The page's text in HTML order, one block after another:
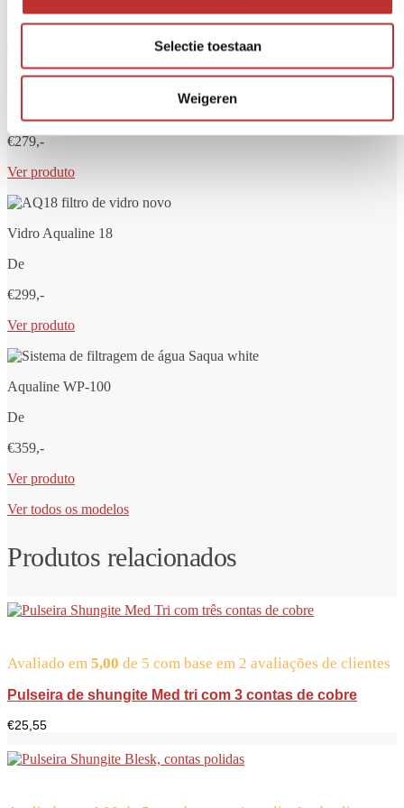
Selectie toestaan
Weigeren
Ver produto
Copo Aqualine 12
€279,-
Ver produto
Vidro Aqualine 18
De
€299,-
Ver produto
Aqualine WP-100
De
€359,-
Ver produto
Ver todos os modelos
Produtos relacionados
Avaliado em 5,00 de 5 com base em 2 avaliações de clientes
Pulseira de shungite Med tri com 3 contas de cobre
€25,55